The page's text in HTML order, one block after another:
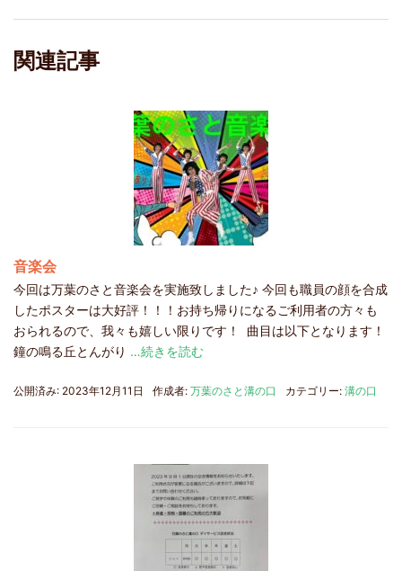
関連記事
音楽会
今回は万葉のさと音楽会を実施致しました♪ 今回も職員の顔を合成
したポスターは大好評！！！お持ち帰りになるご利用者の方々も
おられるので、我々も嬉しい限りです！ 曲目は以下となります！
鐘の鳴る丘とんがり …続きを読む
公開済み: 2023年12月11日 作成者: 万葉のさと溝の口 カテゴリー: 溝の口